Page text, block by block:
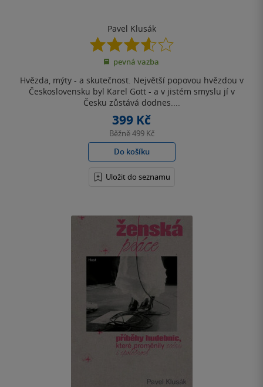
Pavel Klusák
3.6
z
5
pevná vazba
Hvězda, mýty - a skutečnost. Největší popovou hvězdou v
Československu byl Karel Gott - a v jistém smyslu jí v
Česku zůstává dodnes....
399 Kč
Běžně499 Kč
Do košíku
Uložit do seznamu